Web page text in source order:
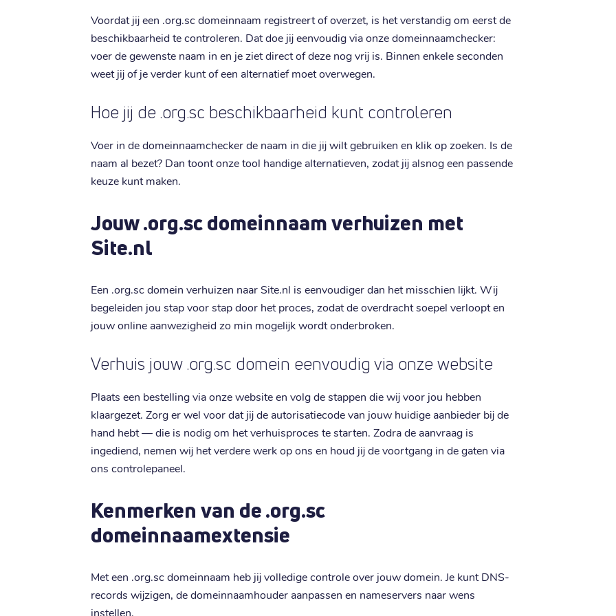
Voordat jij een .org.sc domeinnaam registreert of overzet, is het verstandig om eerst de
beschikbaarheid te controleren. Dat doe jij eenvoudig via onze domeinnaamchecker:
voer de gewenste naam in en je ziet direct of deze nog vrij is. Binnen enkele seconden
weet jij of je verder kunt of een alternatief moet overwegen.
Hoe jij de .org.sc beschikbaarheid kunt controleren
Voer in de domeinnaamchecker de naam in die jij wilt gebruiken en klik op zoeken. Is de
naam al bezet? Dan toont onze tool handige alternatieven, zodat jij alsnog een passende
keuze kunt maken.
Jouw .org.sc domeinnaam verhuizen met
Site.nl
Een .org.sc domein verhuizen naar Site.nl is eenvoudiger dan het misschien lijkt. Wij
begeleiden jou stap voor stap door het proces, zodat de overdracht soepel verloopt en
jouw online aanwezigheid zo min mogelijk wordt onderbroken.
Verhuis jouw .org.sc domein eenvoudig via onze website
Plaats een bestelling via onze website en volg de stappen die wij voor jou hebben
klaargezet. Zorg er wel voor dat jij de autorisatiecode van jouw huidige aanbieder bij de
hand hebt — die is nodig om het verhuisproces te starten. Zodra de aanvraag is
ingediend, nemen wij het verdere werk op ons en houd jij de voortgang in de gaten via
ons controlepaneel.
Kenmerken van de .org.sc
domeinnaamextensie
Met een .org.sc domeinnaam heb jij volledige controle over jouw domein. Je kunt DNS-
records wijzigen, de domeinnaamhouder aanpassen en nameservers naar wens
instellen.